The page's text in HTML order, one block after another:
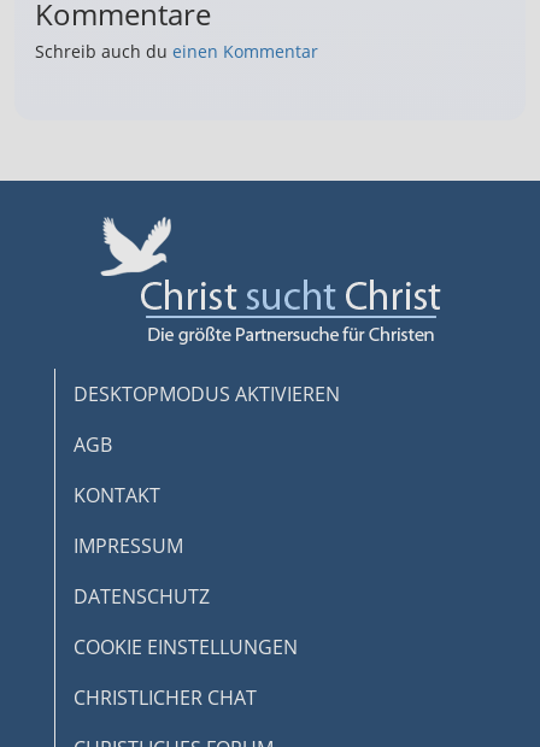
Kommentare
Schreib auch du einen Kommentar
DESKTOPMODUS AKTIVIEREN
AGB
KONTAKT
IMPRESSUM
DATENSCHUTZ
COOKIE EINSTELLUNGEN
CHRISTLICHER CHAT